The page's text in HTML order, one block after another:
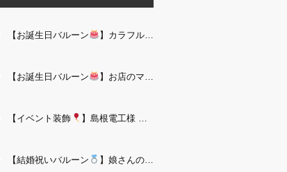
【お誕生日バルーン 】カラフルで存在感たっぷりのバルーンタワー｜松江 i Balloo n
【お誕生日バルーン 】お店のママさんへの華やかなお祝いに｜シャンパン付き豪 華バルーンアレンジメント｜松江 i Balloon
【イベント装飾 】島根電工様 お客様感謝祭｜入口アーチ＆キッズコーナー装飾 を担当しました｜松江 i Balloon
【結婚祝いバルーン 】娘さんのご結婚祝いに｜ウェディングベアとフラワーイン バルーンが華やかなバルーンアレンジメント｜松江 i Balloon